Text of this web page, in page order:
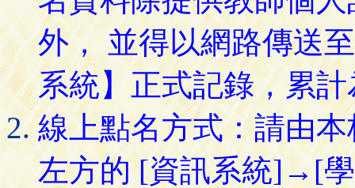
外， 並得以網路傳送
系統】正式記錄，累
線上點名方式：請由
左方的 [資訊系統]→[